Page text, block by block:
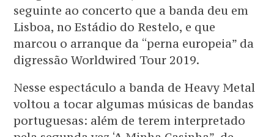
seguinte ao concerto que a banda deu em
Lisboa, no Estádio do Restelo, e que
marcou o arranque da “perna europeia” da
digressão Worldwired Tour 2019.
Nesse espectáculo a banda de Heavy Metal
voltou a tocar algumas músicas de bandas
portuguesas: além de terem interpretado